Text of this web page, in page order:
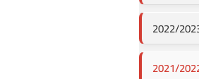
2022/
2021/